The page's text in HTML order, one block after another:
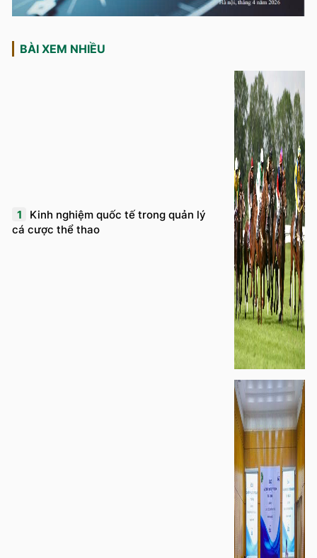
BÀI XEM NHIỀU
1
Kinh nghiệm quốc tế trong quản lý
cá cược thể thao